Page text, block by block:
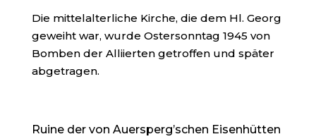
Die mittelalterliche Kirche, die dem Hl. Georg
geweiht war, wurde Ostersonntag 1945 von
Bomben der Alliierten getroffen und später
abgetragen.
Ruine der von Auersperg’schen Eisenhütten